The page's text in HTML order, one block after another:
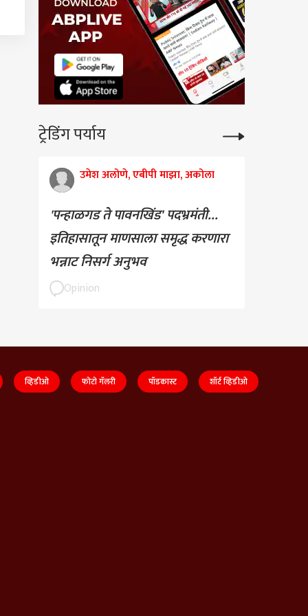
ट्रेडिंग पर्याय
उमेश अलोणे, एबीपी माझा, अकोला
'पन्हाळगड ते पावनखिंड' पदभ्रमंती...
इतिहासातून माणसाला समृद्ध करणारा
भन्नाट निसर्ग अनुभव
Opinion
व्हिडीओ फोटो गॅलरी पॉडकास्ट शॉर्ट व्हिडीओ